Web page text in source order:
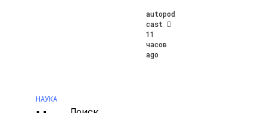
autopod
cast
11
часов
ago
НАУКА И ТЕХНОЛОГИИ